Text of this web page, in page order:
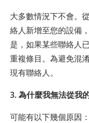
大多數情況下不會。
絡人新增至您的設備
是，如果某些聯絡人
重複條目。為避免混
現有聯絡人。
3. 為什麼我無法從我
可能有以下幾個原因：